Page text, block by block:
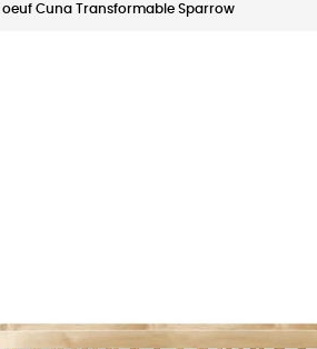
oeuf Cuna Transformable Sparrow